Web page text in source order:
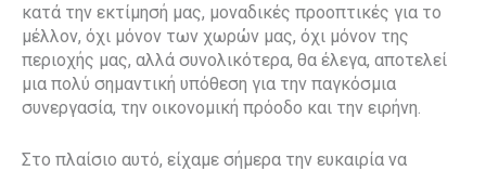
κατά την εκτίμησή μας, μοναδικές προοπτικές για το
μέλλον, όχι μόνον των χωρών μας, όχι μόνον της
περιοχής μας, αλλά συνολικότερα, θα έλεγα, αποτελεί
μια πολύ σημαντική υπόθεση για την παγκόσμια
συνεργασία, την οικονομική πρόοδο και την ειρήνη.
Στο πλαίσιο αυτό, είχαμε σήμερα την ευκαιρία να